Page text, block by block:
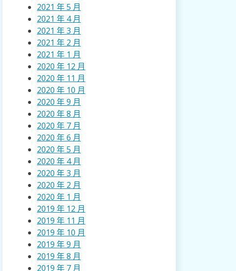
2021 年 5 月
2021 年 4 月
2021 年 3 月
2021 年 2 月
2021 年 1 月
2020 年 12 月
2020 年 11 月
2020 年 10 月
2020 年 9 月
2020 年 8 月
2020 年 7 月
2020 年 6 月
2020 年 5 月
2020 年 4 月
2020 年 3 月
2020 年 2 月
2020 年 1 月
2019 年 12 月
2019 年 11 月
2019 年 10 月
2019 年 9 月
2019 年 8 月
2019 年 7 月